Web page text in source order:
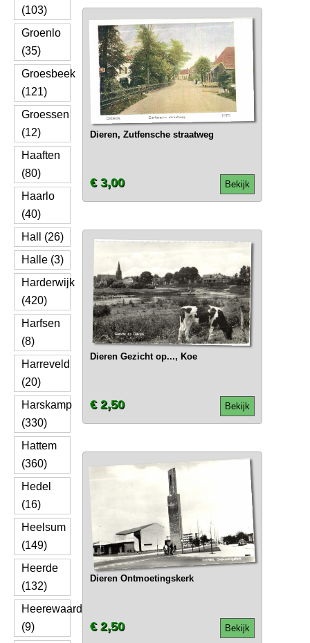
(103)
Groenlo
(35)
Groesbeek
(121)
Groessen
(12)
Haaften
(80)
Haarlo
(40)
Hall (26)
Halle (3)
Harderwijk
(420)
Harfsen
(8)
Harreveld
(20)
Harskamp
(330)
Hattem
(360)
Hedel
(16)
Heelsum
(149)
Heerde
(132)
Heerewaarden
(9)
Dieren, Zutfensche straatweg
Bekijk
€ 3,00
Dieren Gezicht op..., Koe
Bekijk
€ 2,50
Dieren Ontmoetingskerk
Bekijk
€ 2,50